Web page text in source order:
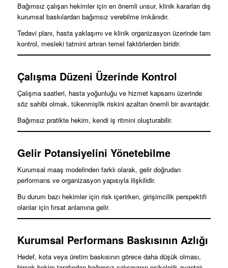
Bağımsız çalışan hekimler için en önemli unsur, klinik kararları dış
kurumsal baskılardan bağımsız verebilme imkânıdır.
Tedavi planı, hasta yaklaşımı ve klinik organizasyon üzerinde tam
kontrol, mesleki tatmini artıran temel faktörlerden biridir.
Çalışma Düzeni Üzerinde Kontrol
Çalışma saatleri, hasta yoğunluğu ve hizmet kapsamı üzerinde
söz sahibi olmak, tükenmişlik riskini azaltan önemli bir avantajdır.
Bağımsız pratikte hekim, kendi iş ritmini oluşturabilir.
Gelir Potansiyelini Yönetebilme
Kurumsal maaş modelinden farklı olarak, gelir doğrudan
performans ve organizasyon yapısıyla ilişkilidir.
Bu durum bazı hekimler için risk içerirken, girişimcilik perspektifi
olanlar için fırsat anlamına gelir.
Kurumsal Performans Baskısının Azlığı
Hedef, kota veya üretim baskısının görece daha düşük olması,